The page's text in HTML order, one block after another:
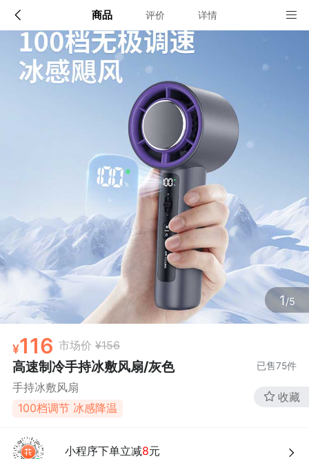
商品 评价 详情
1/5
116 市场价 ¥156
高速制冷手持冰敷风扇/灰色 已售75件
手持冰敷风扇
100档调节 冰感降温
收藏
小程序下单立减8元
配送说明
顺丰深圳发货, 全国可达, 包邮!
确定
店铺信息
该地区暂无配送门店
确定